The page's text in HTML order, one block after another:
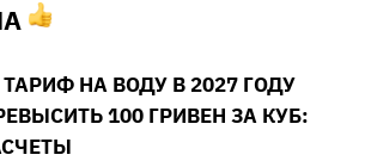
НА ВОДУ В 2027 ГОДУ
100 ГРИВЕН ЗА КУБ: